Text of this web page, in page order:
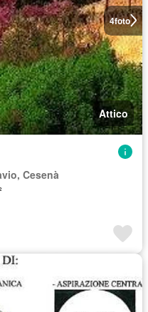
4foto
Attico
Cesenà